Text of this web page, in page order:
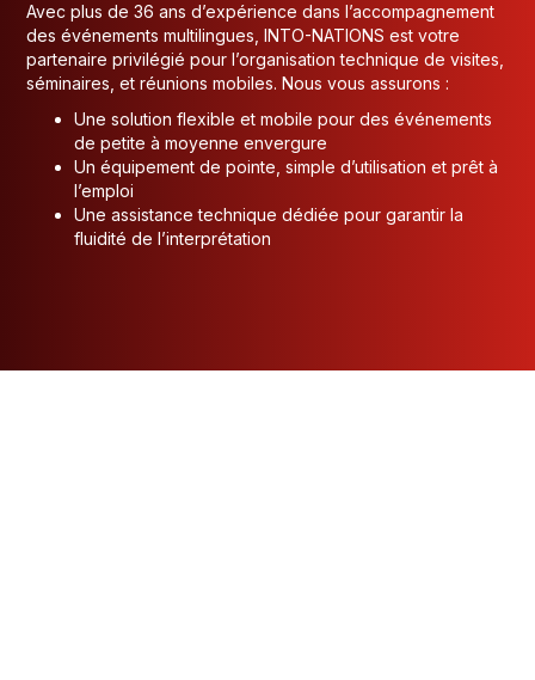
Avec plus de 36 ans d’expérience dans l’accompagnement
des événements multilingues, INTO-NATIONS est votre
partenaire privilégié pour l’organisation technique de visites,
séminaires, et réunions mobiles. Nous vous assurons :
Une solution flexible et mobile pour des événements
de petite à moyenne envergure
Un équipement de pointe, simple d’utilisation et prêt à
l’emploi
Une assistance technique dédiée pour garantir la
fluidité de l’interprétation